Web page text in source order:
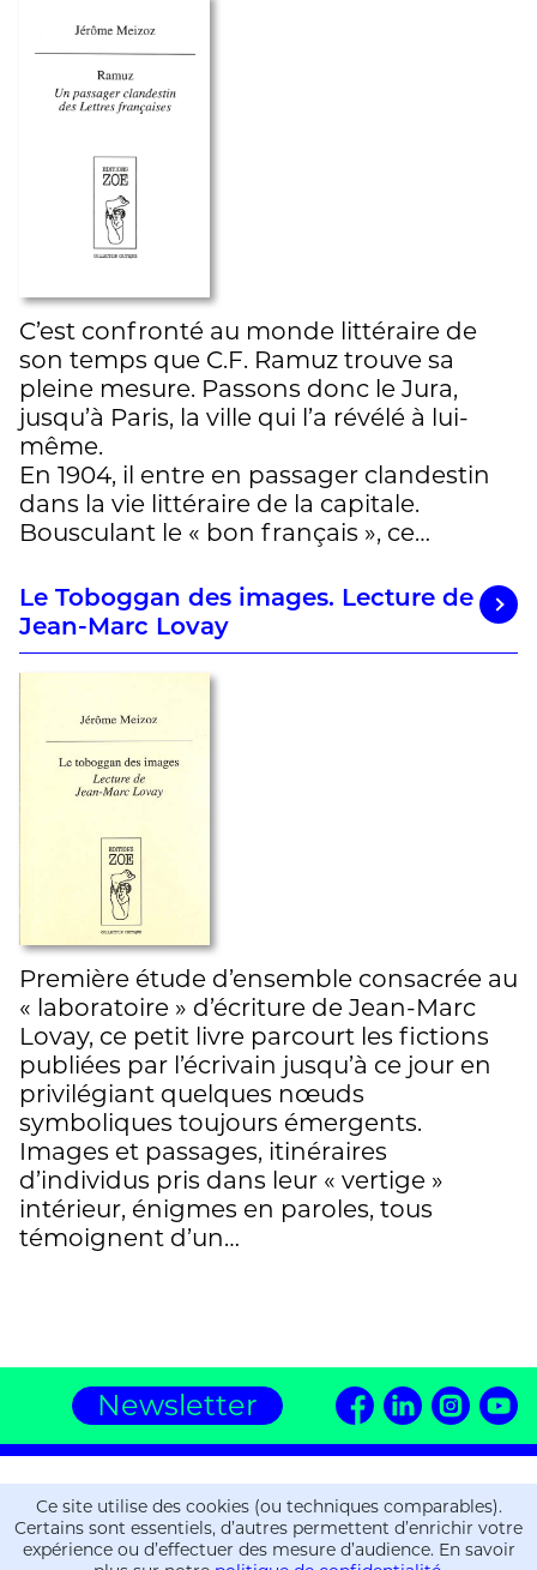
C’est confronté au monde littéraire de
son temps que C.F. Ramuz trouve sa
pleine mesure. Passons donc le Jura,
jusqu’à Paris, la ville qui l’a révélé à lui-
même.
En 1904, il entre en passager clandestin
dans la vie littéraire de la capitale.
Bousculant le « bon français », ce…
Le Toboggan des images. Lecture de
Jean-Marc Lovay
Première étude d’ensemble consacrée au
« laboratoire » d’écriture de Jean-Marc
Lovay, ce petit livre parcourt les fictions
publiées par l’écrivain jusqu’à ce jour en
privilégiant quelques nœuds
symboliques toujours émergents.
Images et passages, itinéraires
d’individus pris dans leur « vertige »
intérieur, énigmes en paroles, tous
témoignent d’un…
Newsletter
Editions ZOE
16, chemin de la Gravière
CH-1225 Chêne-Bourg
Ce site utilise des cookies (ou techniques comparables).
Certains sont essentiels, d’autres permettent d’enrichir votre
expérience ou d’effectuer des mesure d’audience. En savoir